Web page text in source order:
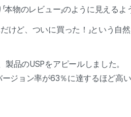
本物のレビュー」のように見える
けど、ついに買った！」という自
製品のUSPをアピールしました。
ージョン率が63％に達するほど高